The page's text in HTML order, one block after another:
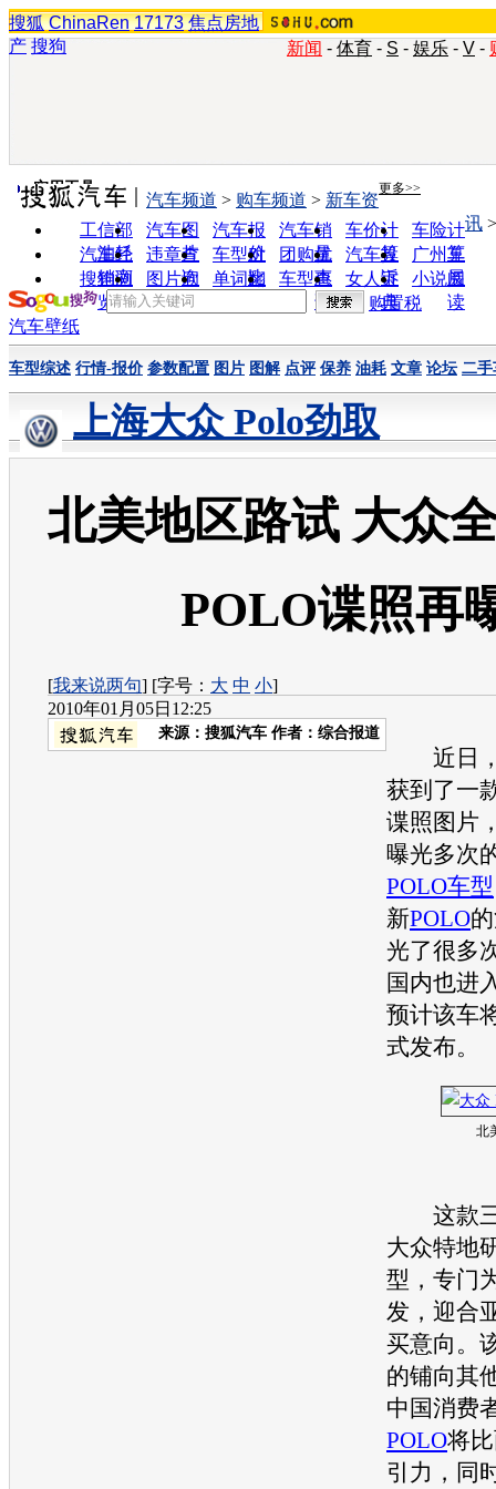
搜狐 ChinaRen 17173 焦点房地
产 搜狗 新闻 - 体育 - S - 娱乐 - V -
实用工具 更多>>
工信部
油耗
汽车图
片
汽车报
价
汽车销
量
车价计
算
车险计
算
汽车经
销商
违章查
询
车型对
比
团购优
惠
汽车投
诉
广州车
展
搜狗浏
览器
图片欣
赏
单词翻
车型查
询
女人宝
典
小说阅
读
汽车频道 > 购车频道 > 新车资
讯
购置税
汽车壁纸
车型综述 行情-报价 参数配置 图片 图解 点评 保养 油耗 文章 论坛 二手
上海大众 Polo劲取
北美地区路试 大众
POLO谍照再
[我来说两句] [字号： 大 中 小]
2010年01月05日12:25
来源： 搜狐汽车 作者：综合报道
近日，
获到了一
谍照图片
曝光多次
POLO车型
新POLO
光了很多
国内也进
预计该车
式发布。
北
这款三
大众特地
型 ，专门
发，迎合
买意向。
的铺向其
中国消费
POLO将
引力，同